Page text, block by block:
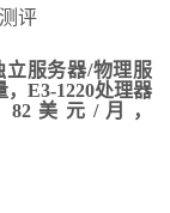
评
立服务器/物理服
E3-1220处理器
82美元/月，